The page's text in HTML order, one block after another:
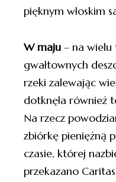
pięknym włoskim
W maju – na wielu
gwałtownych
rzeki zalewając
dotknęła również
Na rzecz
zbiórkę pieniężną
czasie, której
przekazano